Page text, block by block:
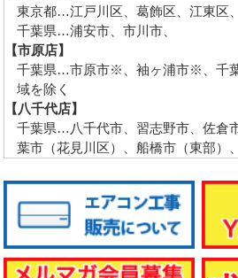
東京都…江戸川区、葛飾区、江東区
千葉県…浦安市、市川市、
【市原店】
千葉県…市原市※、袖ヶ浦市※、千
域を除く
【八千代店】
千葉県…八千代市、習志野市、佐倉
葉市（花見川区）、船橋市（東部）